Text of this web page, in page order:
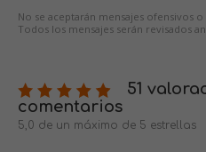
No se aceptarán mensajes ofensivos o
Todos los mensajes serán revisados
51
comentarios
5,0 de un máximo de 5 estrellas